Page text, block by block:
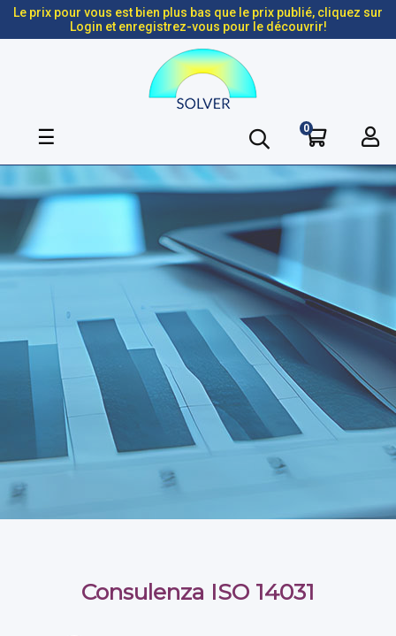
Le prix pour vous est bien plus bas que le prix publié, cliquez sur
Login et enregistrez-vous pour le découvrir!
Basculer
navigation
☰ 0
Consulenza ISO 14031